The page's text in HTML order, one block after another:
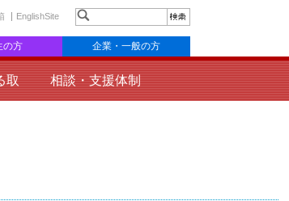
EnglishSite
の方 企業・一般の方
取
相談・支援体制